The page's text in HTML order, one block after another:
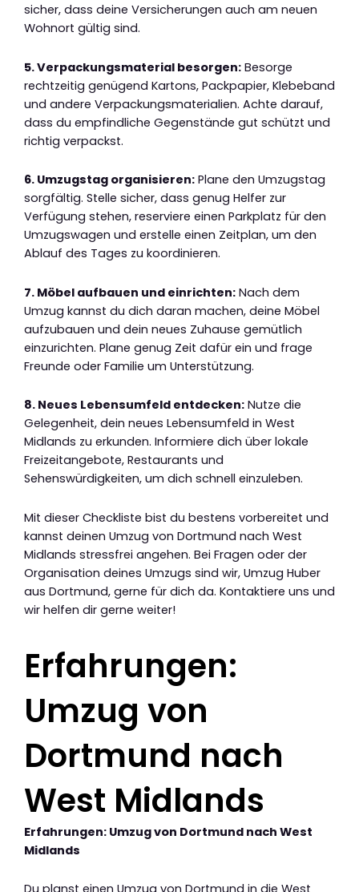
sicher, dass deine Versicherungen auch am neuen
Wohnort gültig sind.
5. Verpackungsmaterial besorgen: Besorge
rechtzeitig genügend Kartons, Packpapier, Klebeband
und andere Verpackungsmaterialien. Achte darauf,
dass du empfindliche Gegenstände gut schützt und
richtig verpackst.
6. Umzugstag organisieren: Plane den Umzugstag
sorgfältig. Stelle sicher, dass genug Helfer zur
Verfügung stehen, reserviere einen Parkplatz für den
Umzugswagen und erstelle einen Zeitplan, um den
Ablauf des Tages zu koordinieren.
7. Möbel aufbauen und einrichten: Nach dem
Umzug kannst du dich daran machen, deine Möbel
aufzubauen und dein neues Zuhause gemütlich
einzurichten. Plane genug Zeit dafür ein und frage
Freunde oder Familie um Unterstützung.
8. Neues Lebensumfeld entdecken: Nutze die
Gelegenheit, dein neues Lebensumfeld in West
Midlands zu erkunden. Informiere dich über lokale
Freizeitangebote, Restaurants und
Sehenswürdigkeiten, um dich schnell einzuleben.
Mit dieser Checkliste bist du bestens vorbereitet und
kannst deinen Umzug von Dortmund nach West
Midlands stressfrei angehen. Bei Fragen oder der
Organisation deines Umzugs sind wir, Umzug Huber
aus Dortmund, gerne für dich da. Kontaktiere uns und
wir helfen dir gerne weiter!
Erfahrungen:
Umzug von
Dortmund nach
West Midlands
Erfahrungen: Umzug von Dortmund nach West
Midlands